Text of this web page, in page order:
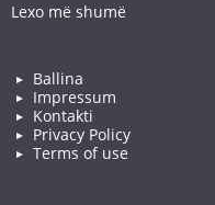
Lexo më shumë
Ballina
Impressum
Kontakti
Privacy Policy
Terms of use